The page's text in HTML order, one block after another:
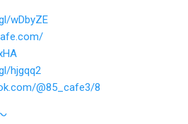
wDbyZE
hjgqq2
@85_cafe3/8